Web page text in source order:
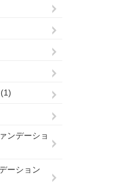
ンデーショ
ーション